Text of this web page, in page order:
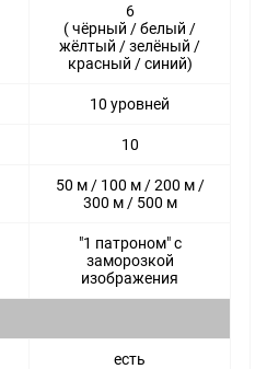
6
( чёрный / белый /
жёлтый / зелёный /
красный / синий)
10 уровней
10
50 м / 100 м / 200 м /
300 м / 500 м
"1 патроном" с
заморозкой
изображения
есть